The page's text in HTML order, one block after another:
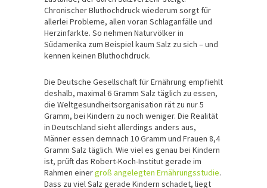
Chronischer Bluthochdruck wiederum sorgt für
allerlei Probleme, allen voran Schlaganfälle und
Herzinfarkte. So nehmen Naturvölker in
Südamerika zum Beispiel kaum Salz zu sich – und
kennen keinen Bluthochdruck.
Die Deutsche Gesellschaft für Ernährung empfiehlt
deshalb, maximal 6 Gramm Salz täglich zu essen,
die Weltgesundheitsorganisation rät zu nur 5
Gramm, bei Kindern zu noch weniger. Die Realität
in Deutschland sieht allerdings anders aus,
Männer essen demnach 10 Gramm und Frauen 8,4
Gramm Salz täglich. Wie viel es genau bei Kindern
ist, prüft das Robert-Koch-Institut gerade im
Rahmen einergroß angelegten Ernährungsstudie.
Dass zu viel Salz gerade Kindern schadet, liegt